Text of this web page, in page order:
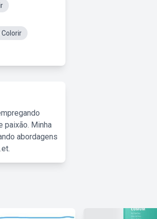
Colorir
paixão. Minha
abordagens